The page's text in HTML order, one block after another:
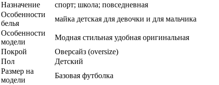
Назначение
спорт; школа; повседневная
Особенности
белья
майка детская для девочки и для мальчика
Особенности
модели
Модная стильная удобная оригинальная
Покрой
Оверсайз (oversize)
Пол
Детский
Размер на
модели
Базовая футболка